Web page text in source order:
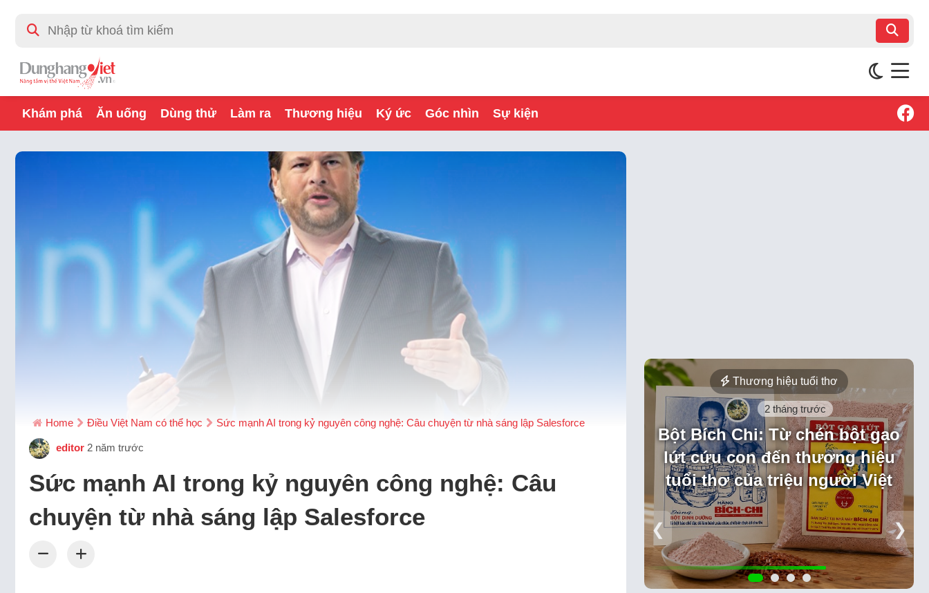
Khám phá Ăn uống Dùng thử Làm ra Thương hiệu Ký ức Góc nhìn Sự kiện
Home Điều Việt Nam có thể học Sức mạnh AI trong kỷ nguyên công nghệ: Câu chuyện từ nhà sáng lập Salesforce
editor 2 năm trước
Sức mạnh AI trong kỷ nguyên công nghệ: Câu
chuyện từ nhà sáng lập Salesforce
Thương hiệu tuổi thơ
2 tháng trước
Bột Bích Chi: Từ chén bột gạo
lứt cứu con đến thương hiệu
tuổi thơ của triệu người Việt
❮ ❯